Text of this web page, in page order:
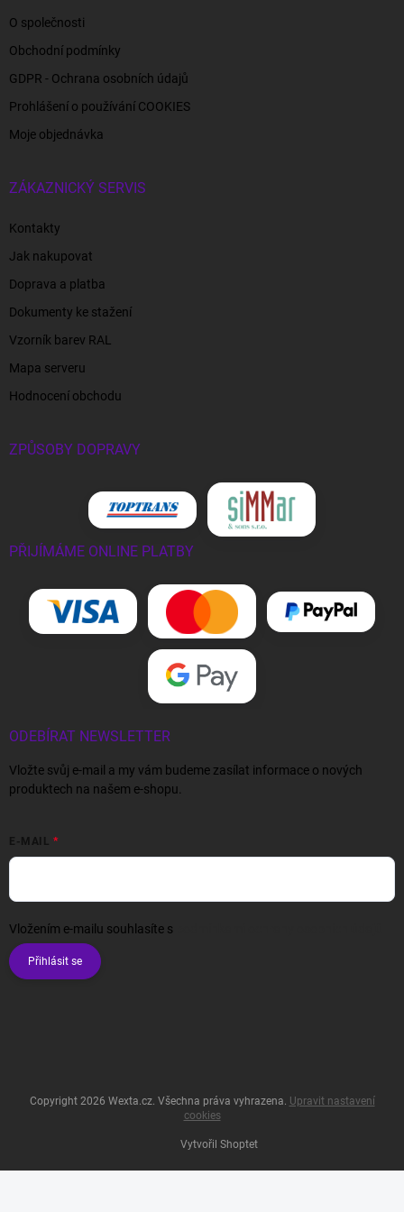
O společnosti
Obchodní podmínky
GDPR - Ochrana osobních údajů
Prohlášení o používání COOKIES
Moje objednávka
ZÁKAZNICKÝ SERVIS
Kontakty
Jak nakupovat
Doprava a platba
Dokumenty ke stažení
Vzorník barev RAL
Mapa serveru
Hodnocení obchodu
ZPŮSOBY DOPRAVY
PŘIJÍMÁME ONLINE PLATBY
ODEBÍRAT NEWSLETTER
Vložte svůj e-mail a my vám budeme zasílat informace o nových
produktech na našem e-shopu.
E-MAIL
Vložením e-mailu souhlasíte s
Přihlásit se
Vytvořil Shoptet
Copyright 2026 Wexta.cz. Všechna práva vyhrazena. Upravit nastavení
cookies